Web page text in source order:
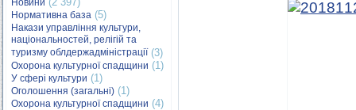
Новини
Нормативна база (5)
Накази управління культури,
національностей, релігій та
туризму облдержадміністрації(3)
Охорона культурної спадщини (1)
У сфері культури (1)
Оголошення (загальні) (1)
Охорона культурної спадщини (4)